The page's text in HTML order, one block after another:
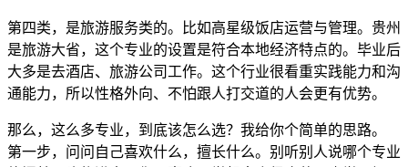
第四类，是旅游服务类的。比如高星级饭店运营与管理。贵州
是旅游大省，这个专业的设置是符合本地经济特点的。毕业后
大多是去酒店、旅游公司工作。这个行业很看重实践能力和沟
通能力，所以性格外向、不怕跟人打交道的人会更有优势。
那么，这么多专业，到底该怎么选？我给你个简单的思路。
第一步，问问自己喜欢什么，擅长什么。别听别人说哪个专业